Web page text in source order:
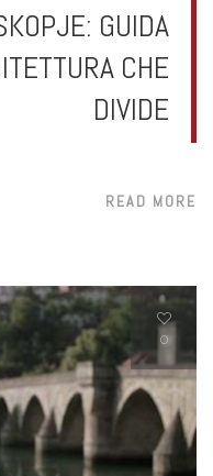
GUIDA
CHE
DIVIDE
READ MORE
0